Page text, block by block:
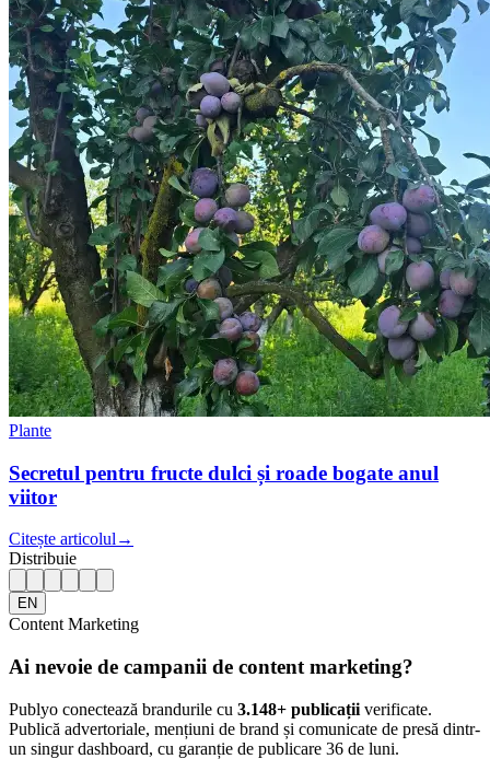
Plante
Secretul pentru fructe dulci și roade bogate anul
viitor
Citește articolul →
Distribuie
EN
Content Marketing
Ai nevoie de campanii de content marketing?
Publyo conectează brandurile cu 3.148+ publicații verificate.
Publică advertoriale, mențiuni de brand și comunicate de presă dintr-
un singur dashboard, cu garanție de publicare 36 de luni.